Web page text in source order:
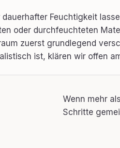
Feuchtigkeit
oder durchfeuchteten
zuerst grundlegend
ist, klären wir offen
Wenn mehr
Schritte